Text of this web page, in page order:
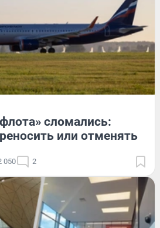
сломались:
или отменять
050 2